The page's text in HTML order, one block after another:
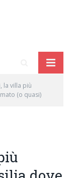
la villa più
(o quasi)